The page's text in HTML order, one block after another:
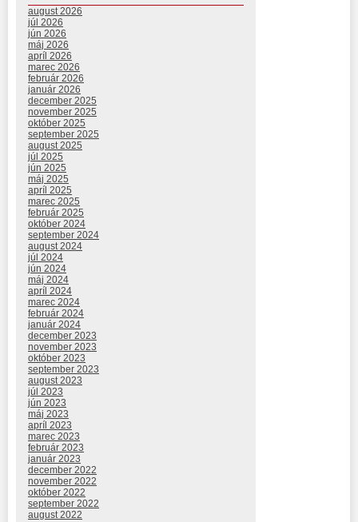
august 2026
júl 2026
jún 2026
máj 2026
apríl 2026
marec 2026
február 2026
január 2026
december 2025
november 2025
október 2025
september 2025
august 2025
júl 2025
jún 2025
máj 2025
apríl 2025
marec 2025
február 2025
október 2024
september 2024
august 2024
júl 2024
jún 2024
máj 2024
apríl 2024
marec 2024
február 2024
január 2024
december 2023
november 2023
október 2023
september 2023
august 2023
júl 2023
jún 2023
máj 2023
apríl 2023
marec 2023
február 2023
január 2023
december 2022
november 2022
október 2022
september 2022
august 2022